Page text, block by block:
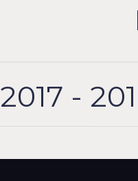
2017 -